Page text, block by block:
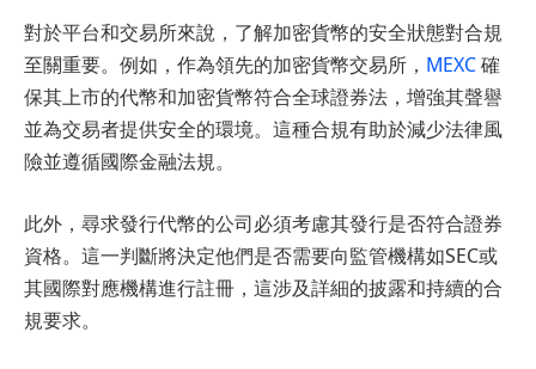
對於平台和交易所來說，了解加密貨幣的安全狀態對合規
至關重要。例如，作為領先的加密貨幣交易所， MEXC確
保其上市的代幣和加密貨幣符合全球證券法，增強其聲譽
並為交易者提供安全的環境。這種合規有助於減少法律風
險並遵循國際金融法規。
此外，尋求發行代幣的公司必須考慮其發行是否符合證券
資格。這一判斷將決定他們是否需要向監管機構如SEC或
其國際對應機構進行註冊，這涉及詳細的披露和持續的合
規要求。